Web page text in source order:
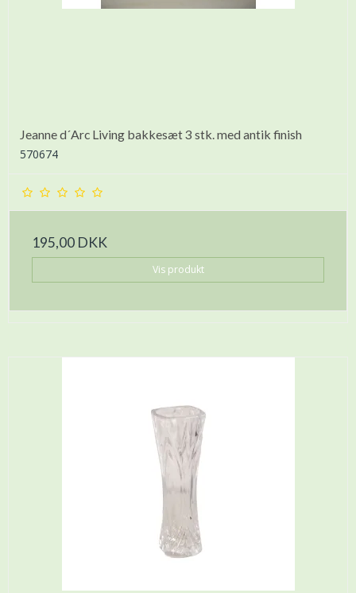
Jeanne d´Arc Living bakkesæt 3 stk. med antik finish
570674
195,00 DKK
Vis produkt